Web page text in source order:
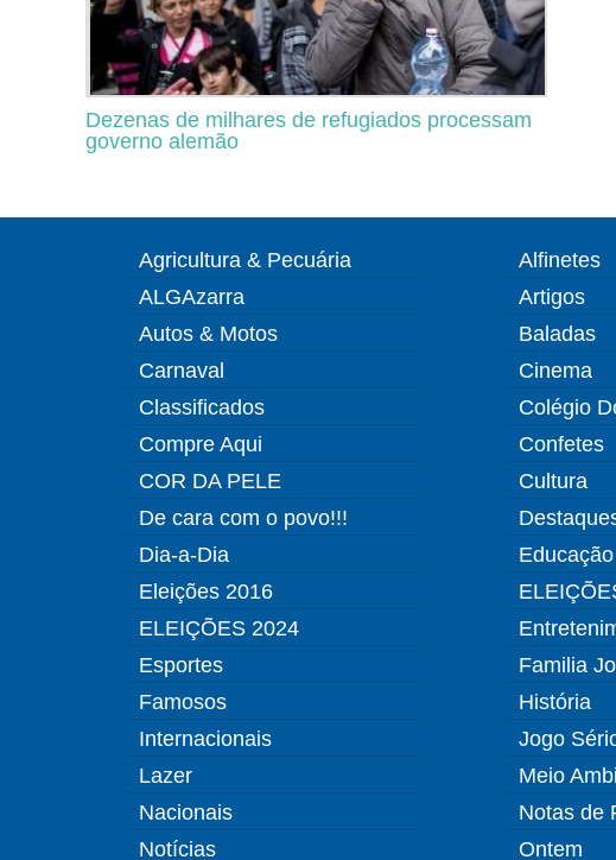
Dezenas de milhares de refugiados processam
governo alemão
Agricultura & Pecuária
ALGAzarra
Autos & Motos
Carnaval
Classificados
Compre Aqui
COR DA PELE
De cara com o povo!!!
Dia-a-Dia
Eleições 2016
ELEIÇÕES 2024
Esportes
Famosos
Internacionais
Lazer
Nacionais
Notícias
Alfinetes
Artigos
Baladas
Cinema
Colégio
Confetes
Cultura
Educação
Familia
História
Jogo
Meio
Notas de
Ontem